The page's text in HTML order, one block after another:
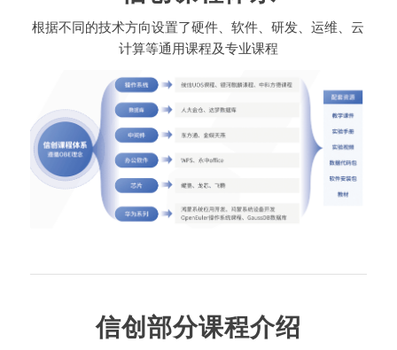
根据不同的技术方向设置了硬件、软件、研发、运维、云
计算等通用课程及专业课程
信创部分课程介绍